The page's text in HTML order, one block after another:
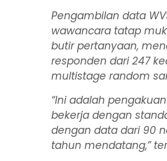
Pengambilan data
wawancara tatap
butir pertanyaan,
responden dari 247
multistage random
“Ini adalah
bekerja dengan
dengan data dari 90
tahun mendatang,”